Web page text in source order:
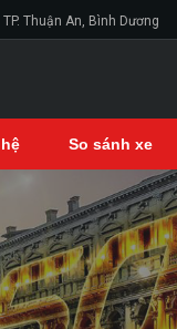
TP. Thuận An, Bình Dương
So sánh xe